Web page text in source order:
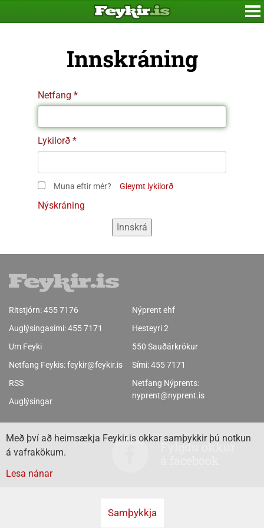
Innskráning
Netfang
Lykilorð
Muna eftir mér? Gleymt lykilorð
Nýskráning
Ritstjórn:455 7176
Auglýsingasími:455 7171
Um Feyki
Netfang Feykis:feykir@feykir.is
RSS
Auglýsingar
Nýprent ehf
Hesteyri 2
550 Sauðárkrókur
Sími:455 7171
Netfang Nýprents:
nyprent@nyprent.is
Fylgdu okkur
Með því að heimsækja Feykir.is okkar samþykkir þú notkun
á vafrakökum.
Lesa nánar
Samþykkja